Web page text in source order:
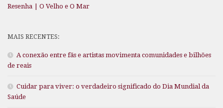
Resenha | O Velho e O Mar
MAIS RECENTES:
A conexão entre fãs e artistas movimenta comunidades e bilhões
de reais
Cuidar para viver: o verdadeiro significado do Dia Mundial da
Saúde